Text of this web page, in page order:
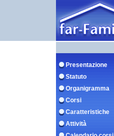
Presentazione
Statuto
Organigramma
Corsi
Caratteristiche
Attività